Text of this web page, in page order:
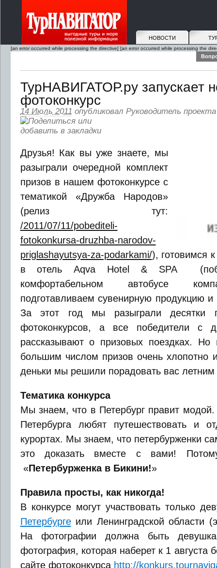
НОВОСТИ
[an error occurred while processing the directive]
ТурНАВИГАТОР.ру запускает
фотоконкурс
14 Июль 2011 опубликовал Руководитель
Друзья! Как вы уже знаете, мы
разыграли очередной комплект
призов в нашем фотоконкурсе с
тематикой «Дружба Народов»
(релиз тут:
/2011/07/11/pobediteli-
fotokonkursa-druzhba-narodov-
priglashayutsya-za-podarkami/), готовимся
в отель Aqva Hotel & SPA
комфортабельном автобусе
подготавливаем сувенирную продукцию
За этот год мы разыграли десятки
фотоконкурсов, а все победители с
рассказывают о призовых поездках. Но
большим числом призов очень хлопотно
деньки мы решили порадовать вас
Тематика конкурса
Мы знаем, что в Петербург правит
Петербурга любят путешествовать и
курортах. Мы знаем, что петербурженки
это доказать вместе с вами!
«Петербурженка в Бикини!»
Правила просты, как никогда!
В конкурсе могут участвовать только
Петербургеили Ленинградской области
На фотографии должна быть
фотография, которая наберет к 1 августа
сайте фотоконкурса http://
[an error occurred while processing the